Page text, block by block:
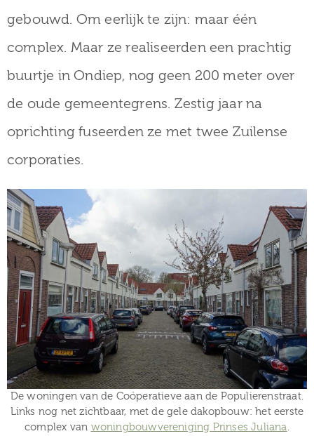
Collectie
gebouwd. Om eerlijk te zijn: maar één
complex. Maar ze realiseerden een prachtig
buurtje in Ondiep, nog geen 200 meter over
de oude gemeentegrens. Zestig jaar na
oprichting fuseerden ze met twee Zuilense
corporaties.
De woningen van de Coöperatieve aan de Populierenstraat.
Links nog net zichtbaar, met de gele dakopbouw: het eerste
complex van woningbouwvereniging Prinses Juliana.